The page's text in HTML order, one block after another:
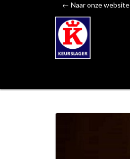
← Naar onze website